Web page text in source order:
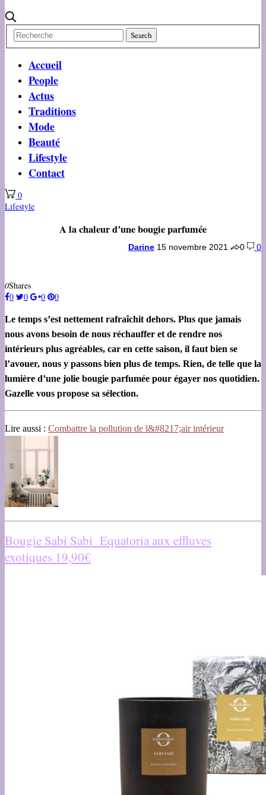
Accueil
People
Actus
Traditions
Mode
Beauté
Lifestyle
Contact
0
Lifestyle
A la chaleur d’une bougie parfumée
Darine 15 novembre 2021 0 0
0Shares
0
0 0 0
Le temps s’est nettement rafraîchit dehors. Plus que jamais
nous avons besoin de nous réchauffer et de rendre nos
intérieurs plus agréables, car en cette saison, il faut bien se
l’avouer, nous y passons bien plus de temps. Rien, de telle que la
lumière d’une jolie bougie parfumée pour égayer nos quotidien.
Gazelle vous propose sa sélection.
Lire aussi : Combattre la pollution de l&#8217;air intérieur
Bougie Sabi Sabi Equatoria aux effluves
exotiques 19,90€